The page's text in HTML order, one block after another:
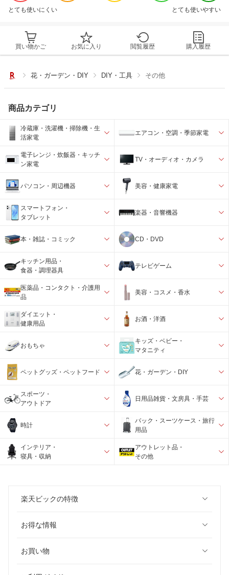
とても使いにくい とても使いやすい
買い物かご お気に入り 閲覧履歴 購入履歴
花・ガーデン・DIY DIY・工具 その他
商品カテゴリ
冷蔵庫・洗濯機・掃除機・生
活家電
エアコン・空調・季節家電
電子レンジ・炊飯器・キッチ
ン家電
TV・オーディオ・カメラ
パソコン・周辺機器 美容・健康家電
スマートフォン・
タブレット
楽器・音響機器
本・雑誌・コミック CD・DVD
キッチン用品・
食器・調理器具
テレビゲーム
医薬品・コンタクト・介護用
品
美容・コスメ・香水
ダイエット・
健康用品
お酒・洋酒
おもちゃ
キッズ・ベビー・
マタニティ
ペットグッズ・ペットフード 花・ガーデン・DIY
スポーツ・
アウトドア
日用品雑貨・文房具・手芸
時計
バック・スーツケース・旅行
用品
インテリア・
寝具・収納
アウトレット品・
その他
楽天ビックの特徴
お得な情報
お買い物